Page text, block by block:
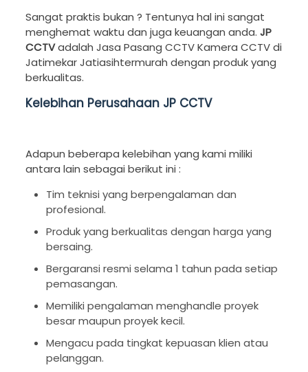
Sangat praktis bukan ? Tentunya hal ini sangat
menghemat waktu dan juga keuangan anda. JP
CCTVadalah Jasa Pasang CCTV Kamera CCTV di
Jatimekar Jatiasihtermurah dengan produk yang
berkualitas.
Kelebihan Perusahaan JP CCTV
Adapun beberapa kelebihan yang kami miliki
antara lain sebagai berikut ini :
Tim teknisi yang berpengalaman dan
profesional.
Produk yang berkualitas dengan harga yang
bersaing.
Bergaransi resmi selama 1 tahun pada setiap
pemasangan.
Memiliki pengalaman menghandle proyek
besar maupun proyek kecil.
Mengacu pada tingkat kepuasan klien atau
pelanggan.